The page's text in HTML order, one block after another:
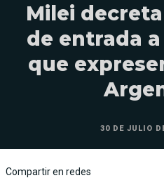
Milei
de entrada
que
30 DE JULIO
Compartir en redes